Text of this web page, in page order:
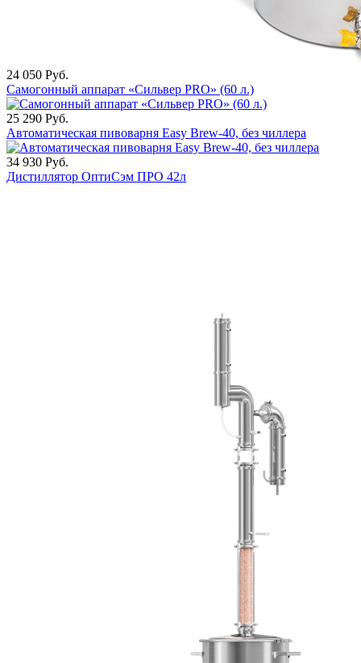
24 050 Руб.
Самогонный аппарат «Сильвер PRO» (60 л.)
25 290 Руб.
Автоматическая пивоварня Easy Brew-40, без чиллера
34 930 Руб.
Дистиллятор ОптиСэм ПРО 42л